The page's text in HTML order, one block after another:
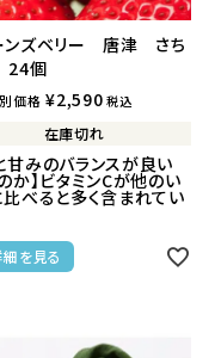
ンズベリー 唐津 さち
個
価格 ¥2,590 税込
在庫切れ
甘みのバランスが良い
か】ビタミンCが他のい
比べると多く含まれてい
を見る